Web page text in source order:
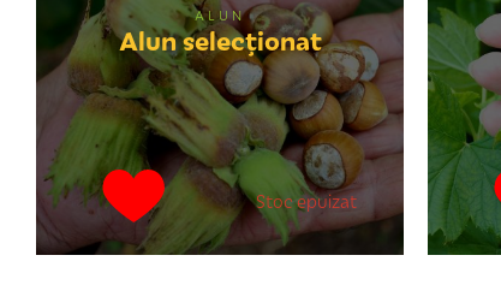
ALUN
Alun selecţionat
Stoc epuizat